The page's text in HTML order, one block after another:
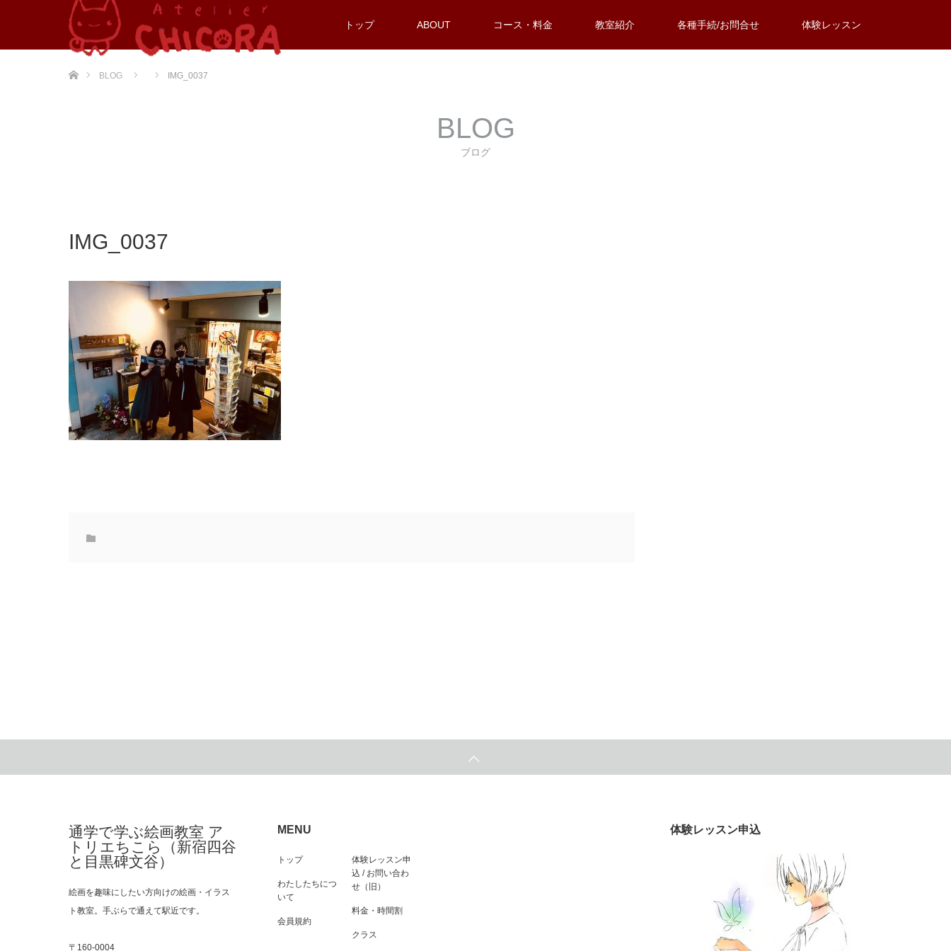
トップ ABOUT コース・料金 教室紹介 各種手続/お問合せ 体験レッスン
ホーム
BLOG IMG_0037
BLOG
ブログ
IMG_0037
MENU
トップ
わたしたちにつ
いて
会員規約
体験レッスン申
込 / お問い合わ
せ（旧）
料金・時間割
クラス
体験レッスン申込
通学で学ぶ絵画教室 ア
トリエちこら（新宿四谷
と目黒碑文谷）
絵画を趣味にしたい方向けの絵画・イラス
ト教室。手ぶらで通えて駅近です。
〒160-0004